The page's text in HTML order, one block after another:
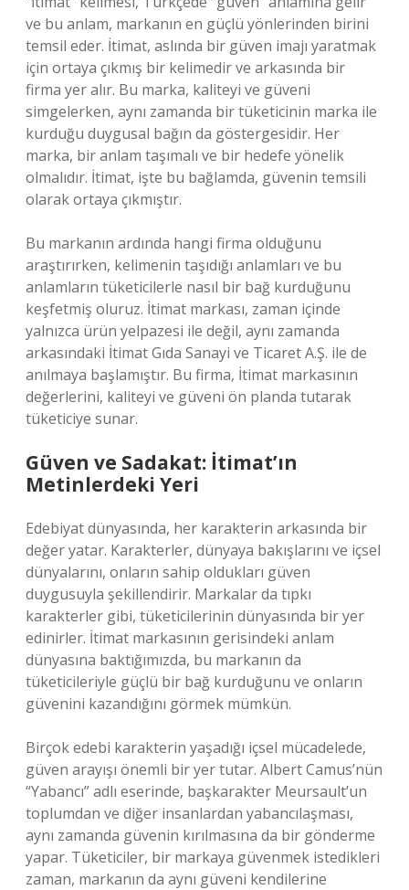
ve bu anlam, markanın en güçlü yönlerinden birini
temsil eder. İtimat, aslında bir güven imajı yaratmak
için ortaya çıkmış bir kelimedir ve arkasında bir
firma yer alır. Bu marka, kaliteyi ve güveni
simgelerken, aynı zamanda bir tüketicinin marka ile
kurduğu duygusal bağın da göstergesidir. Her
marka, bir anlam taşımalı ve bir hedefe yönelik
olmalıdır. İtimat, işte bu bağlamda, güvenin temsili
olarak ortaya çıkmıştır.
Bu markanın ardında hangi firma olduğunu
araştırırken, kelimenin taşıdığı anlamları ve bu
anlamların tüketicilerle nasıl bir bağ kurduğunu
keşfetmiş oluruz. İtimat markası, zaman içinde
yalnızca ürün yelpazesi ile değil, aynı zamanda
arkasındaki İtimat Gıda Sanayi ve Ticaret A.Ş. ile de
anılmaya başlamıştır. Bu firma, İtimat markasının
değerlerini, kaliteyi ve güveni ön planda tutarak
tüketiciye sunar.
Güven ve Sadakat: İtimat’ın
Metinlerdeki Yeri
Edebiyat dünyasında, her karakterin arkasında bir
değer yatar. Karakterler, dünyaya bakışlarını ve içsel
dünyalarını, onların sahip oldukları güven
duygusuyla şekillendirir. Markalar da tıpkı
karakterler gibi, tüketicilerinin dünyasında bir yer
edinirler. İtimat markasının gerisindeki anlam
dünyasına baktığımızda, bu markanın da
tüketicileriyle güçlü bir bağ kurduğunu ve onların
güvenini kazandığını görmek mümkün.
Birçok edebi karakterin yaşadığı içsel mücadelede,
güven arayışı önemli bir yer tutar. Albert Camus’nün
“Yabancı” adlı eserinde, başkarakter Meursault’un
toplumdan ve diğer insanlardan yabancılaşması,
aynı zamanda güvenin kırılmasına da bir gönderme
yapar. Tüketiciler, bir markaya güvenmek istedikleri
zaman, markanın da aynı güveni kendilerine